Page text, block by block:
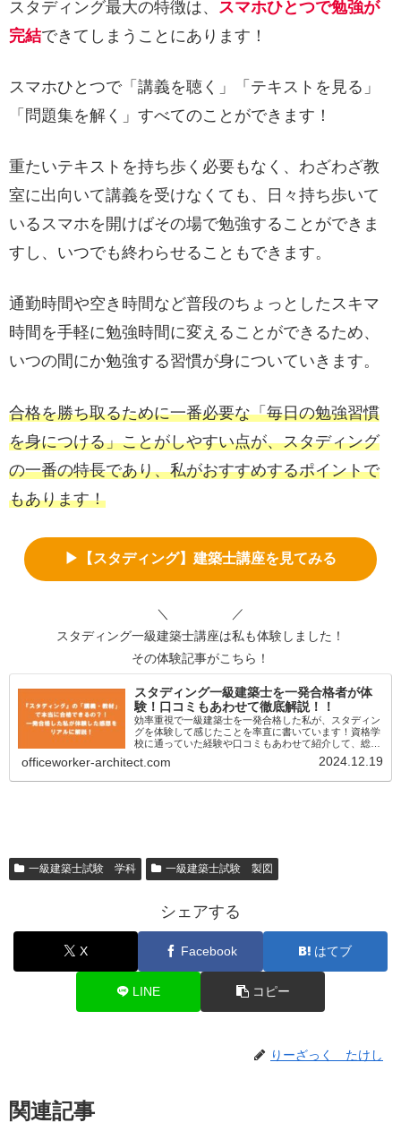
スタディング最大の特徴は、 スマホひとつで勉強が
完結できてしまうことにあります！
スマホひとつで「講義を聴く」「テキストを見る」
「問題集を解く」すべてのことができます！
重たいテキストを持ち歩く必要もなく、わざわざ教
室に出向いて講義を受けなくても、日々持ち歩いて
いるスマホを開けばその場で勉強することができま
すし、いつでも終わらせることもできます。
通勤時間や空き時間など普段のちょっとしたスキマ
時間を手軽に勉強時間に変えることができるため、
いつの間にか勉強する習慣が身についていきます。
合格を勝ち取るために一番必要な「毎日の勉強習慣
を身につける」ことがしやすい点が、スタディング
の一番の特長であり、私がおすすめするポイントで
もあります！
▶【スタディング】建築士講座を見てみる
＼ ／
スタディング一級建築士講座は私も体験しました！
その体験記事がこちら！
スタディング一級建築士を一発合格者が体
験！口コミもあわせて徹底解説！！
効率重視で一級建築士を一発合格した私が、スタディン
グを体験して感じたことを率直に書いています！資格学
校に通っていた経験や口コミもあわせて紹介して、総合
的に判断できるような記事にしています！
officeworker-architect.com 2024.12.19
一級建築士試験 学科 一級建築士試験 製図
シェアする
X Facebook はてブ
LINE コピー
りーざっく たけし
関連記事